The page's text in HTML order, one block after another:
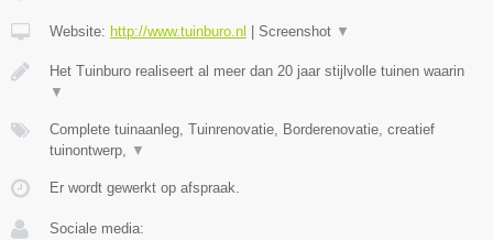
Website: http://www.tuinburo.nl Screenshot ▼
Het Tuinburo realiseert al meer dan 20 jaar stijlvolle tuinen waarin
▼
Complete tuinaanleg, Tuinrenovatie, Borderenovatie, creatief
tuinontwerp,
▼
Er wordt gewerkt op afspraak.
Sociale media: